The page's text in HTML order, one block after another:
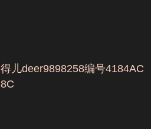
得儿deer9898258编号4184AC
8C